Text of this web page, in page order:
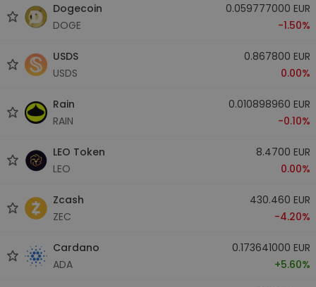
Dogecoin
DOGE
0.059777000 EUR
-1.50%
USDS
USDS
0.867800 EUR
0.00%
Rain
RAIN
0.010898960 EUR
-0.10%
LEO Token
LEO
8.4700 EUR
0.00%
Zcash
ZEC
430.460 EUR
-4.20%
Cardano
ADA
0.173641000 EUR
+5.60%